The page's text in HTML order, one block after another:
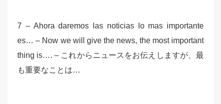
7 – Ahora daremos las noticias lo mas importante
es… – Now we will give the news, the most important
thing is…. – これからニュースをお伝えしますが、最
も重要なことは…